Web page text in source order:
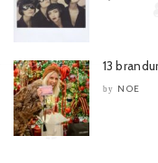
13
by NOE